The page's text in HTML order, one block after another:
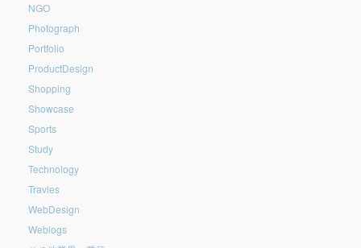
NGO
Photograph
Portfolio
ProductDesign
Shopping
Showcase
Sports
Study
Technology
Travles
WebDesign
Weblogs